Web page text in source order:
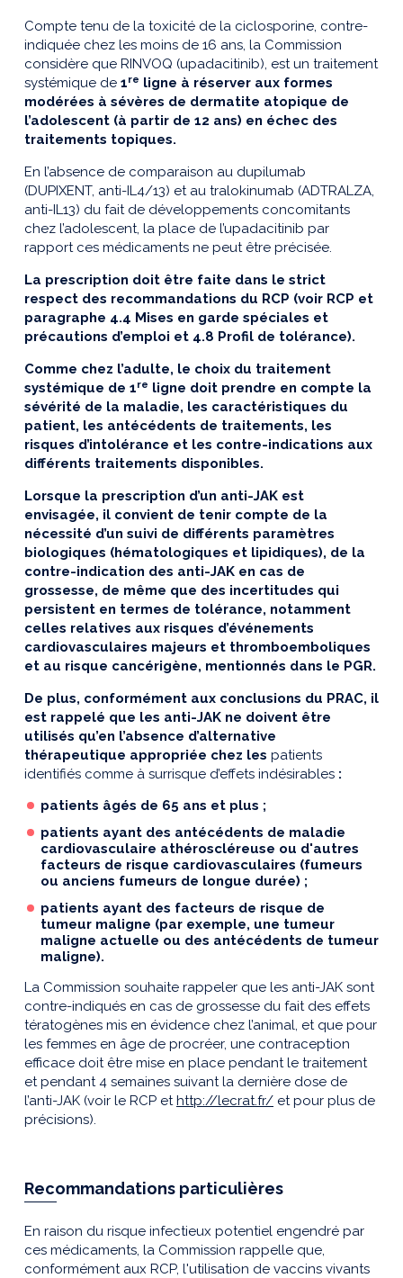
Compte tenu de la toxicité de la ciclosporine, contre-
indiquée chez les moins de 16 ans, la Commission
considère que RINVOQ (upadacitinib), est un traitement
systémique de 1re ligne à réserver aux formes
modérées à sévères de dermatite atopique de
l’adolescent (à partir de 12 ans) en échec des
traitements topiques.
En l’absence de comparaison au dupilumab
(DUPIXENT, anti-IL4/13) et au tralokinumab (ADTRALZA,
anti-IL13) du fait de développements concomitants
chez l’adolescent, la place de l’upadacitinib par
rapport ces médicaments ne peut être précisée.
La prescription doit être faite dans le strict
respect des recommandations du RCP (voir RCP et
paragraphe 4.4 Mises en garde spéciales et
précautions d’emploi et 4.8 Profil de tolérance).
Comme chez l’adulte, le choix du traitement
systémique de 1re ligne doit prendre en compte la
sévérité de la maladie, les caractéristiques du
patient, les antécédents de traitements, les
risques d’intolérance et les contre-indications aux
différents traitements disponibles.
Lorsque la prescription d’un anti-JAK est
envisagée, il convient de tenir compte de la
nécessité d’un suivi de différents paramètres
biologiques (hématologiques et lipidiques), de la
contre-indication des anti-JAK en cas de
grossesse, de même que des incertitudes qui
persistent en termes de tolérance, notamment
celles relatives aux risques d’événements
cardiovasculaires majeurs et thromboemboliques
et au risque cancérigène, mentionnés dans le PGR.
De plus, conformément aux conclusions du PRAC, il
est rappelé que les anti-JAK ne doivent être
utilisés qu’en l’absence d’alternative
thérapeutique appropriée chez les patients
identifiés comme à surrisque d’effets indésirables :
patients âgés de 65 ans et plus ;
patients ayant des antécédents de maladie
cardiovasculaire athéroscléreuse ou d'autres
facteurs de risque cardiovasculaires (fumeurs
ou anciens fumeurs de longue durée) ;
patients ayant des facteurs de risque de
tumeur maligne (par exemple, une tumeur
maligne actuelle ou des antécédents de tumeur
maligne).
La Commission souhaite rappeler que les anti-JAK sont
contre-indiqués en cas de grossesse du fait des effets
tératogènes mis en évidence chez l’animal, et que pour
les femmes en âge de procréer, une contraception
efficace doit être mise en place pendant le traitement
et pendant 4 semaines suivant la dernière dose de
l’anti-JAK (voir le RCP ethttp://lecrat.fr/ et pour plus de
précisions).
Recommandations particulières
En raison du risque infectieux potentiel engendré par
ces médicaments, la Commission rappelle que,
conformément aux RCP, l'utilisation de vaccins vivants